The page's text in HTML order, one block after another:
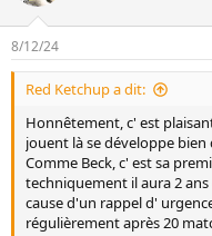
8/12/24
Red Ketchup a dit:
Honnêtement, c' est
jouent là se développe
Comme Beck, c' est sa
techniquement il aura 2
cause d'un rappel d'
régulièrement après 20